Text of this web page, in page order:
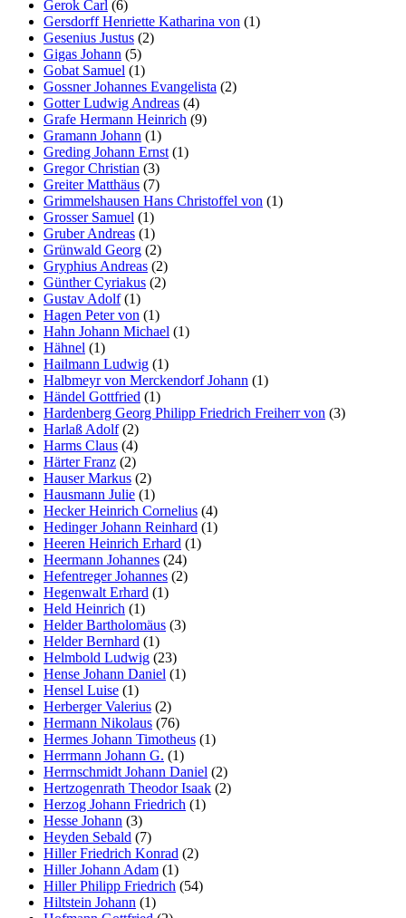
Gerok Carl (6)
Gersdorff Henriette Katharina von (1)
Gesenius Justus (2)
Gigas Johann (5)
Gobat Samuel (1)
Gossner Johannes Evangelista (2)
Gotter Ludwig Andreas (4)
Grafe Hermann Heinrich (9)
Gramann Johann (1)
Greding Johann Ernst (1)
Gregor Christian (3)
Greiter Matthäus (7)
Grimmelshausen Hans Christoffel von (1)
Grosser Samuel (1)
Gruber Andreas (1)
Grünwald Georg (2)
Gryphius Andreas (2)
Günther Cyriakus (2)
Gustav Adolf(1)
Hagen Peter von (1)
Hahn Johann Michael (1)
Hähnel (1)
Hailmann Ludwig (1)
Halbmeyr von Merckendorf Johann (1)
Händel Gottfried (1)
Hardenberg Georg Philipp Friedrich Freiherr von (3)
Harlaß Adolf(2)
Harms Claus (4)
Härter Franz (2)
Hauser Markus (2)
Hausmann Julie (1)
Hecker Heinrich Cornelius (4)
Hedinger Johann Reinhard (1)
Heeren Heinrich Erhard (1)
Heermann Johannes (24)
Hefentreger Johannes (2)
Hegenwalt Erhard (1)
Held Heinrich (1)
Helder Bartholomäus (3)
Helder Bernhard (1)
Helmbold Ludwig (23)
Hense Johann Daniel (1)
Hensel Luise (1)
Herberger Valerius (2)
Hermann Nikolaus (76)
Hermes Johann Timotheus (1)
Herrmann Johann G. (1)
Herrnschmidt Johann Daniel (2)
Hertzogenrath Theodor Isaak (2)
Herzog Johann Friedrich (1)
Hesse Johann (3)
Heyden Sebald (7)
Hiller Friedrich Konrad (2)
Hiller Johann Adam (1)
Hiller Philipp Friedrich (54)
Hiltstein Johann (1)